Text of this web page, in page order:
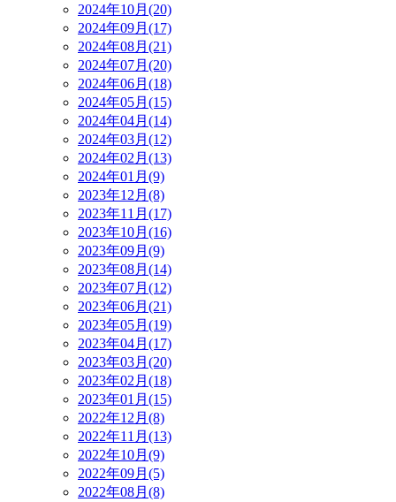
2024年10月(20)
2024年09月(17)
2024年08月(21)
2024年07月(20)
2024年06月(18)
2024年05月(15)
2024年04月(14)
2024年03月(12)
2024年02月(13)
2024年01月(9)
2023年12月(8)
2023年11月(17)
2023年10月(16)
2023年09月(9)
2023年08月(14)
2023年07月(12)
2023年06月(21)
2023年05月(19)
2023年04月(17)
2023年03月(20)
2023年02月(18)
2023年01月(15)
2022年12月(8)
2022年11月(13)
2022年10月(9)
2022年09月(5)
2022年08月(8)